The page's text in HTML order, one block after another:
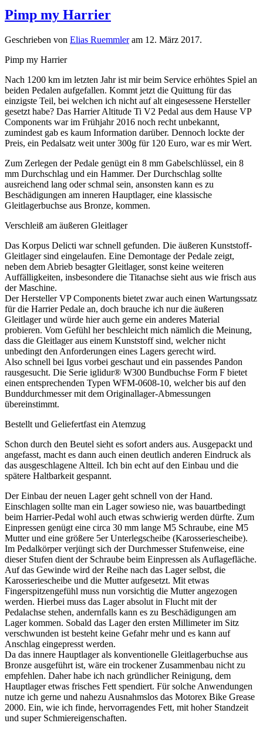
Pimp my Harrier
Geschrieben von Elias Ruemmleram 12. März 2017.
Pimp my Harrier
Nach 1200 km im letzten Jahr ist mir beim Service erhöhtes Spiel an
beiden Pedalen aufgefallen. Kommt jetzt die Quittung für das
einzigste Teil, bei welchen ich nicht auf alt eingesessene Hersteller
gesetzt habe? Das Harrier Altitude Ti V2 Pedal aus dem Hause VP
Components war im Frühjahr 2016 noch recht unbekannt,
zumindest gab es kaum Information darüber. Dennoch lockte der
Preis, ein Pedalsatz weit unter 300g für 120 Euro, war es mir Wert.
Zum Zerlegen der Pedale genügt ein 8 mm Gabelschlüssel, ein 8
mm Durchschlag und ein Hammer. Der Durchschlag sollte
ausreichend lang oder schmal sein, ansonsten kann es zu
Beschädigungen am inneren Hauptlager, eine klassische
Gleitlagerbuchse aus Bronze, kommen.
Verschleiß am äußeren Gleitlager
Das Korpus Delicti war schnell gefunden. Die äußeren Kunststoff-
Gleitlager sind eingelaufen. Eine Demontage der Pedale zeigt,
neben dem Abrieb besagter Gleitlager, sonst keine weiteren
Auffälligkeiten, insbesondere die Titanachse sieht aus wie frisch aus
der Maschine.
Der Hersteller VP Components bietet zwar auch einen Wartungssatz
für die Harrier Pedale an, doch brauche ich nur die äußeren
Gleitlager und würde hier auch gerne ein anderes Material
probieren. Vom Gefühl her beschleicht mich nämlich die Meinung,
dass die Gleitlager aus einem Kunststoff sind, welcher nicht
unbedingt den Anforderungen eines Lagers gerecht wird.
Also schnell bei Igus vorbei geschaut und ein passendes Pandon
rausgesucht. Die Serie iglidur® W300 Bundbuchse Form F bietet
einen entsprechenden Typen WFM-0608-10, welcher bis auf den
Bunddurchmesser mit dem Originallager-Abmessungen
übereinstimmt.
Bestellt und Geliefertfast ein Atemzug
Schon durch den Beutel sieht es sofort anders aus. Ausgepackt und
angefasst, macht es dann auch einen deutlich anderen Eindruck als
das ausgeschlagene Altteil. Ich bin echt auf den Einbau und die
spätere Haltbarkeit gespannt.
Der Einbau der neuen Lager geht schnell von der Hand.
Einschlagen sollte man ein Lager sowieso nie, was bauartbedingt
beim Harrier-Pedal wohl auch etwas schwierig werden dürfte. Zum
Einpressen genügt eine circa 30 mm lange M5 Schraube, eine M5
Mutter und eine größere 5er Unterlegscheibe (Karosseriescheibe).
Im Pedalkörper verjüngt sich der Durchmesser Stufenweise, eine
dieser Stufen dient der Schraube beim Einpressen als Auflagefläche.
Auf das Gewinde wird der Reihe nach das Lager selbst, die
Karosseriescheibe und die Mutter aufgesetzt. Mit etwas
Fingerspitzengefühl muss nun vorsichtig die Mutter angezogen
werden. Hierbei muss das Lager absolut in Flucht mit der
Pedalachse stehen, andernfalls kann es zu Beschädigungen am
Lager kommen. Sobald das Lager den ersten Millimeter im Sitz
verschwunden ist besteht keine Gefahr mehr und es kann auf
Anschlag eingepresst werden.
Da das innere Hauptlager als konventionelle Gleitlagerbuchse aus
Bronze ausgeführt ist, wäre ein trockener Zusammenbau nicht zu
empfehlen. Daher habe ich nach gründlicher Reinigung, dem
Hauptlager etwas frisches Fett spendiert. Für solche Anwendungen
nutze ich gerne und nahezu Ausnahmslos das Motorex Bike Grease
2000. Ein, wie ich finde, hervorragendes Fett, mit hoher Standzeit
und super Schmiereigenschaften.